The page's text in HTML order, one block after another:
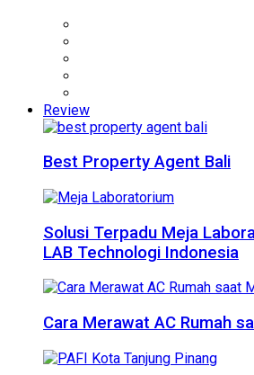
Review
Best Property Agent Bali
Solusi Terpadu Meja
LAB Technologi Indonesia
Cara Merawat AC Rumah